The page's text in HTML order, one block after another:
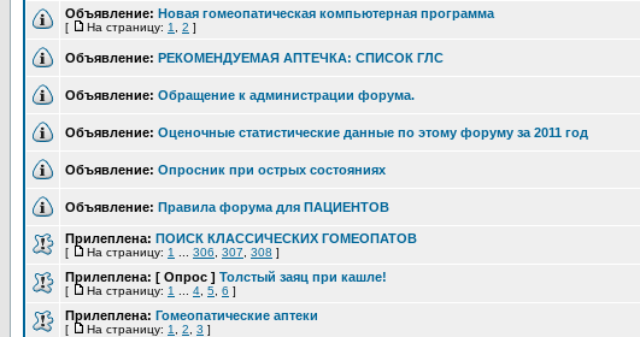
Объявление: Новая гомеопатическая компьютерная программа
[ На страницу: 1 2 ]
Объявление: РЕКОМЕНДУЕМАЯ АПТЕЧКА: СПИСОК ГЛС
Объявление: Обращение к администрации форума.
Объявление: Оценочные статистические данные по этому форуму за 2011 год
Объявление: Опросник при острых состояниях
Объявление: Правила форума для ПАЦИЕНТОВ
Прилеплена: ПОИСК КЛАССИЧЕСКИХ ГОМЕОПАТОВ
[ На страницу: 1 306 307 308 ]
Прилеплена: [ Опрос ] Толстый заяц при кашле!
[ На страницу: 1 4 5 6 ]
Прилеплена: Гомеопатические аптеки
[ На страницу: 1 2 3 ]